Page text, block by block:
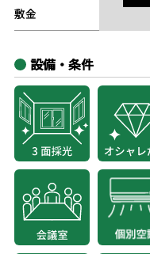
敷金
設備・条件